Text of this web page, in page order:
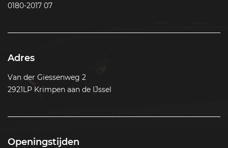
0180-2017 07
Adres
Van der Giessenweg 2
2921LP Krimpen aan de IJssel
Openingstijden